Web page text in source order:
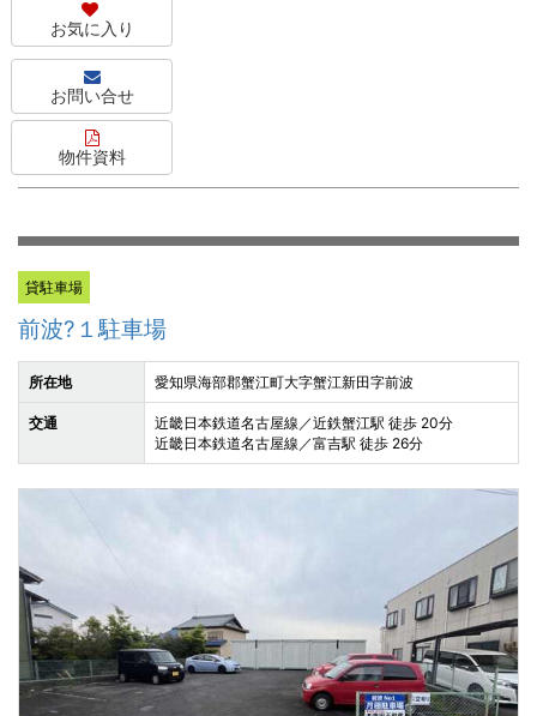
お気に入り
お問い合せ
物件資料
貸駐車場
前波?１駐車場
所在地 愛知県海部郡蟹江町大字蟹江新田字前波
交通
近畿日本鉄道名古屋線／近鉄蟹江駅 徒歩 20分
近畿日本鉄道名古屋線／富吉駅 徒歩 26分